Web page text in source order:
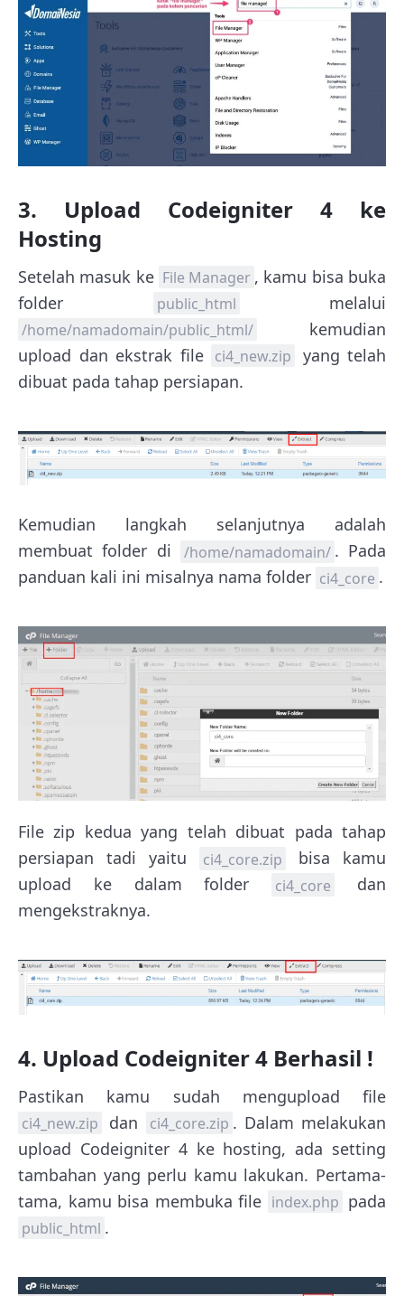
3. Upload Codeigniter 4 ke
Hosting
Setelah masuk ke File Manager , kamu bisa buka
folder
public_html melalui
/home/namadomain/public_html/
kemudian
upload dan ekstrak file ci4_new.zip
yang telah
dibuat pada tahap persiapan.
Kemudian langkah selanjutnya adalah
membuat folder di
/home/namadomain/ . Pada
panduan kali ini misalnya nama folder ci4_core .
File zip kedua yang telah dibuat pada tahap
persiapan tadi yaitu
ci4_core.zip
bisa kamu
upload ke dalam folder
ci4_core
dan
mengekstraknya.
4. Upload Codeigniter 4 Berhasil !
Pastikan kamu sudah mengupload file
ci4_new.zip dan ci4_core.zip . Dalam melakukan
upload Codeigniter 4 ke hosting, ada setting
tambahan yang perlu kamu lakukan. Pertama-
tama, kamu bisa membuka file index.php pada
public_html .